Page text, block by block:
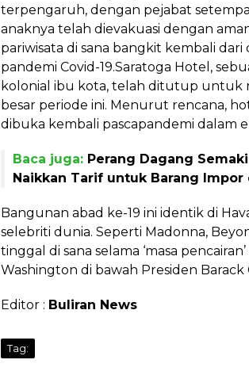
terpengaruh, dengan pejabat
anaknya telah dievakuasi dengan
pariwisata di sana bangkit kembali
pandemi Covid-19.Saratoga Hotel,
kolonial ibu kota, telah ditutup untuk
besar periode ini. Menurut rencana,
dibuka kembali pascapandemi dalam
Baca juga: Perang Dagang
Naikkan Tarif untuk Barang Impor
Bangunan abad ke-19 ini identik di
selebriti dunia. Seperti Madonna,
tinggal di sana selama ‘masa
Washington di bawah Presiden Barack
Editor : Buliran News
Tag: